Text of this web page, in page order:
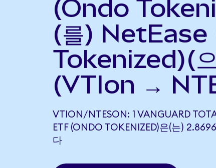
(Ondo
(를)
Tokenized)(
(VTIon →
VTION/NTESON: 1 VANGUARD
ETF (ONDO TOKENIZED)은(는)
다